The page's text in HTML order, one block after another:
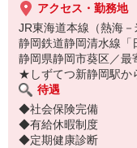
アクセス・勤務地
JR東海道本線（熱海
静岡鉄道静岡清水線「
静岡県静岡市葵区／
★しずてつ新静岡駅か
待遇
◆社会保険完備
◆有給休暇制度
◆定期健康診断